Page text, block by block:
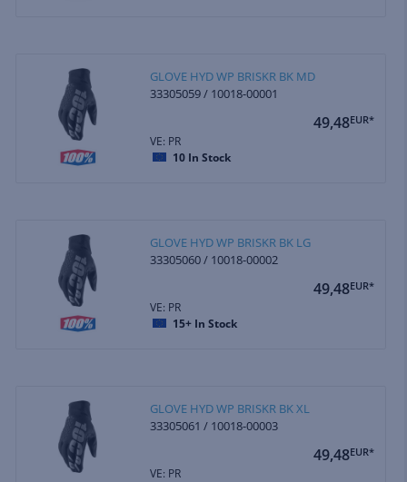
GLOVE HYD WP BRISKR BK MD
33305059 / 10018-00001
49,48EUR*
VE: PR
10 In Stock
GLOVE HYD WP BRISKR BK LG
33305060 / 10018-00002
49,48EUR*
VE: PR
15+ In Stock
GLOVE HYD WP BRISKR BK XL
33305061 / 10018-00003
49,48EUR*
VE: PR